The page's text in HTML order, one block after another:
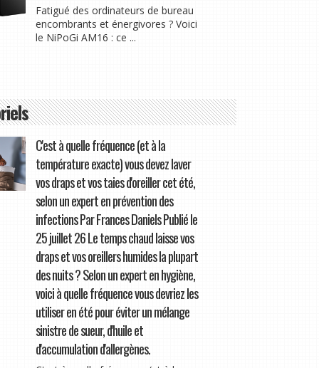
Fatigué des ordinateurs de bureau
encombrants et énergivores ? Voici
le NiPoGi AM16 : ce ...
C'est à quelle fréquence (et à la
température exacte) vous devez laver
vos draps et vos taies d'oreiller cet été,
selon un expert en prévention des
infections Par Frances Daniels Publié le
25 juillet 26 Le temps chaud laisse vos
draps et vos oreillers humides la plupart
des nuits ? Selon un expert en hygiène,
voici à quelle fréquence vous devriez les
utiliser en été pour éviter un mélange
sinistre de sueur, d'huile et
d'accumulation d'allergènes.